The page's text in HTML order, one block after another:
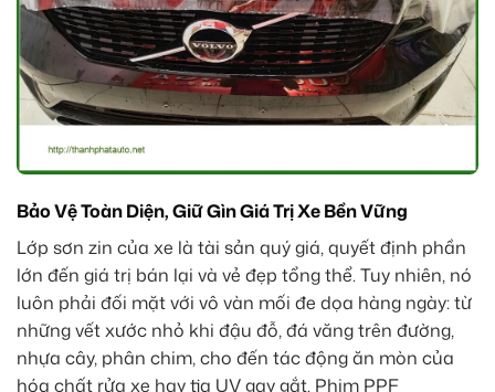
Bảo Vệ Toàn Diện, Giữ Gìn Giá Trị Xe Bền Vững
Lớp sơn zin của xe là tài sản quý giá, quyết định phần
lớn đến giá trị bán lại và vẻ đẹp tổng thể. Tuy nhiên, nó
luôn phải đối mặt với vô vàn mối đe dọa hàng ngày: từ
những vết xước nhỏ khi đậu đỗ, đá văng trên đường,
nhựa cây, phân chim, cho đến tác động ăn mòn của
hóa chất rửa xe hay tia UV gay gắt. Phim PPF